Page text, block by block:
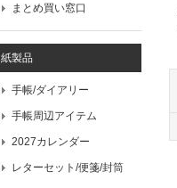
まとめ買い窓口
紙製品
手帳/ダイアリー
手帳周辺アイテム
2027カレンダー
レターセット/便箋/封筒